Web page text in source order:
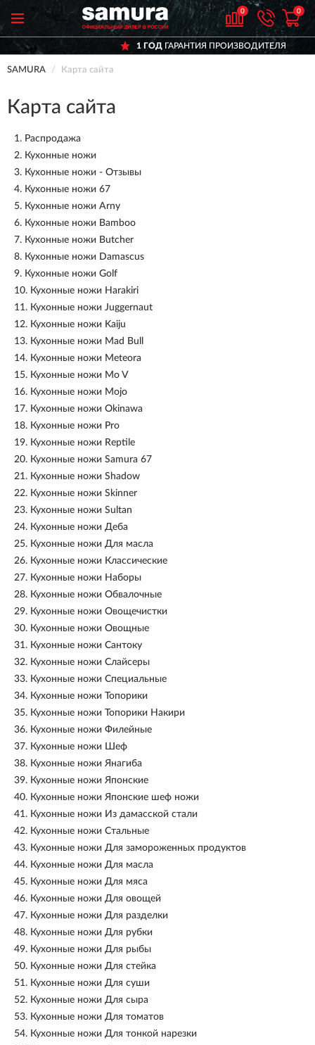
0 0
ГАРАНТИЯ ПРОИЗВОДИТЕЛЯ
SAMURA Карта сайта
Карта сайта
1. Распродажа
2. Кухонные ножи
3. Кухонные ножи - Отзывы
4. Кухонные ножи 67
5. Кухонные ножи Arny
6. Кухонные ножи Bamboo
7. Кухонные ножи Butcher
8. Кухонные ножи Damascus
9. Кухонные ножи Golf
10. Кухонные ножи Harakiri
11. Кухонные ножи Juggernaut
12. Кухонные ножи Kaiju
13. Кухонные ножи Mad Bull
14. Кухонные ножи Meteora
15. Кухонные ножи Mo V
16. Кухонные ножи Mojo
17. Кухонные ножи Okinawa
18. Кухонные ножи Pro
19. Кухонные ножи Reptile
20. Кухонные ножи Samura 67
21. Кухонные ножи Shadow
22. Кухонные ножи Skinner
23. Кухонные ножи Sultan
24. Кухонные ножи Деба
25. Кухонные ножи Для масла
26. Кухонные ножи Классические
27. Кухонные ножи Наборы
28. Кухонные ножи Обвалочные
29. Кухонные ножи Овощечистки
30. Кухонные ножи Овощные
31. Кухонные ножи Сантоку
32. Кухонные ножи Слайсеры
33. Кухонные ножи Специальные
34. Кухонные ножи Топорики
35. Кухонные ножи Топорики Накири
36. Кухонные ножи Филейные
37. Кухонные ножи Шеф
38. Кухонные ножи Янагиба
39. Кухонные ножи Японские
40. Кухонные ножи Японские шеф ножи
41. Кухонные ножи Из дамасской стали
42. Кухонные ножи Стальные
43. Кухонные ножи Для замороженных продуктов
44. Кухонные ножи Для масла
45. Кухонные ножи Для мяса
46. Кухонные ножи Для овощей
47. Кухонные ножи Для разделки
48. Кухонные ножи Для рубки
49. Кухонные ножи Для рыбы
50. Кухонные ножи Для стейка
51. Кухонные ножи Для суши
52. Кухонные ножи Для сыра
53. Кухонные ножи Для томатов
54. Кухонные ножи Для тонкой нарезки